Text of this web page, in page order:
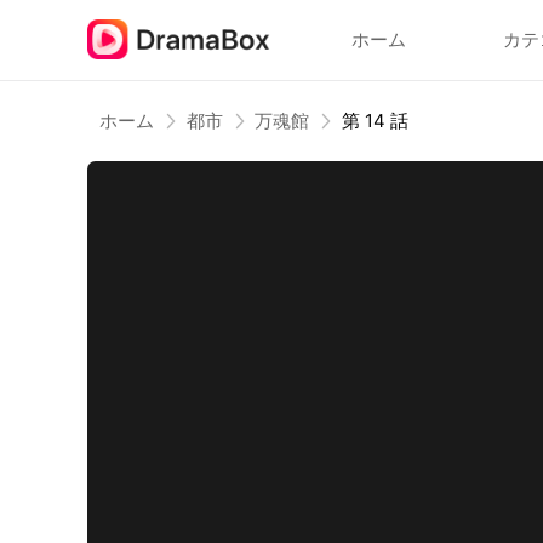
ホーム カ
ホーム 都市 万魂館 第 14 話